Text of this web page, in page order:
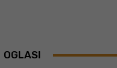
OGLASI